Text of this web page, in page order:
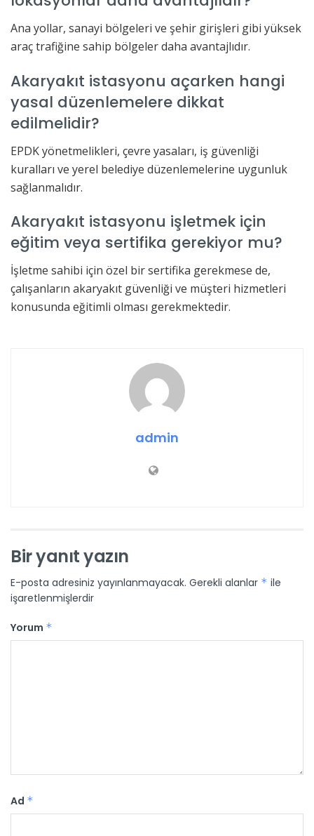
Ana yollar, sanayi bölgeleri ve şehir girişleri gibi yüksek
araç trafiğine sahip bölgeler daha avantajlıdır.
Akaryakıt istasyonu açarken hangi
yasal düzenlemelere dikkat
edilmelidir?
EPDK yönetmelikleri, çevre yasaları, iş güvenliği
kuralları ve yerel belediye düzenlemelerine uygunluk
sağlanmalıdır.
Akaryakıt istasyonu işletmek için
eğitim veya sertifika gerekiyor mu?
İşletme sahibi için özel bir sertifika gerekmese de,
çalışanların akaryakıt güvenliği ve müşteri hizmetleri
konusunda eğitimli olması gerekmektedir.
admin
Bir yanıt yazın
E-posta adresiniz yayınlanmayacak. Gerekli alanlar * ile
işaretlenmişlerdir
Yorum *
Ad *